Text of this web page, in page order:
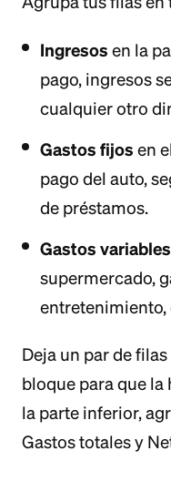
Ingresos en la
pago, ingresos
cualquier otro
Gastos fijos en
pago del auto,
de préstamos.
Gastos variables
supermercado,
Deja un par de
bloque para que la
la parte inferior,
Gastos totales y